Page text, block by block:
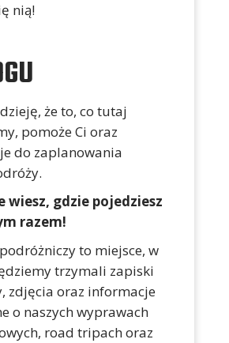
nią!
że to, co tutaj
pomoże Ci oraz
do zaplanowania
wiesz, gdzie pojedziesz
razem!
to miejsce, w
trzymali zapiski
zdjęcia oraz informacje
o naszych wyprawach
road tripach oraz